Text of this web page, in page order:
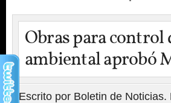
Obras para control
ambiental aprobó
Escrito por Boletin de Noticias.